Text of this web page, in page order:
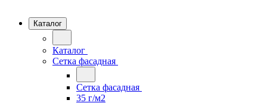
Каталог
Каталог
Сетка фасадная
Сетка фасадная
35 г/м2